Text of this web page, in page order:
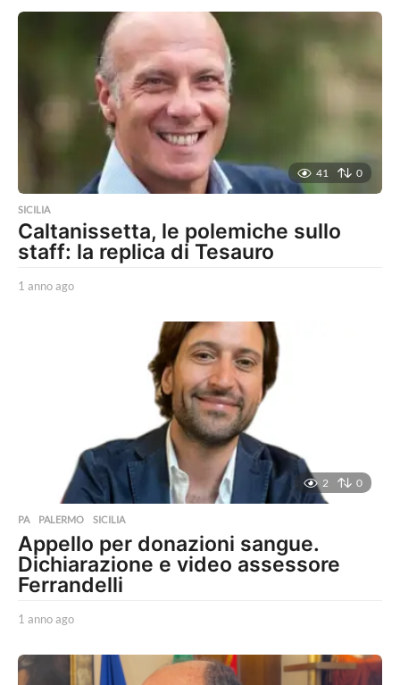
41 0
SICILIA
Caltanissetta, le polemiche sullo
staff: la replica di Tesauro
1 anno ago
2 0
PA ,PALERMO ,SICILIA
Appello per donazioni sangue.
Dichiarazione e video assessore
Ferrandelli
1 anno ago
n
n